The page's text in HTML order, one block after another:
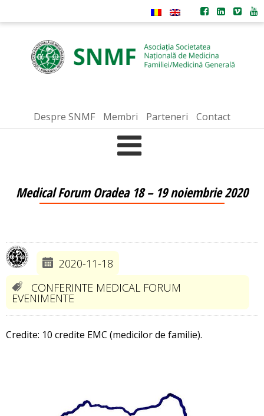
Despre SNMF Membri Parteneri Contact
Medical Forum Oradea 18 – 19 noiembrie 2020
2020-11-18
CONFERINTE MEDICAL FORUM
EVENIMENTE
Credite: 10 credite EMC (medicilor de familie).